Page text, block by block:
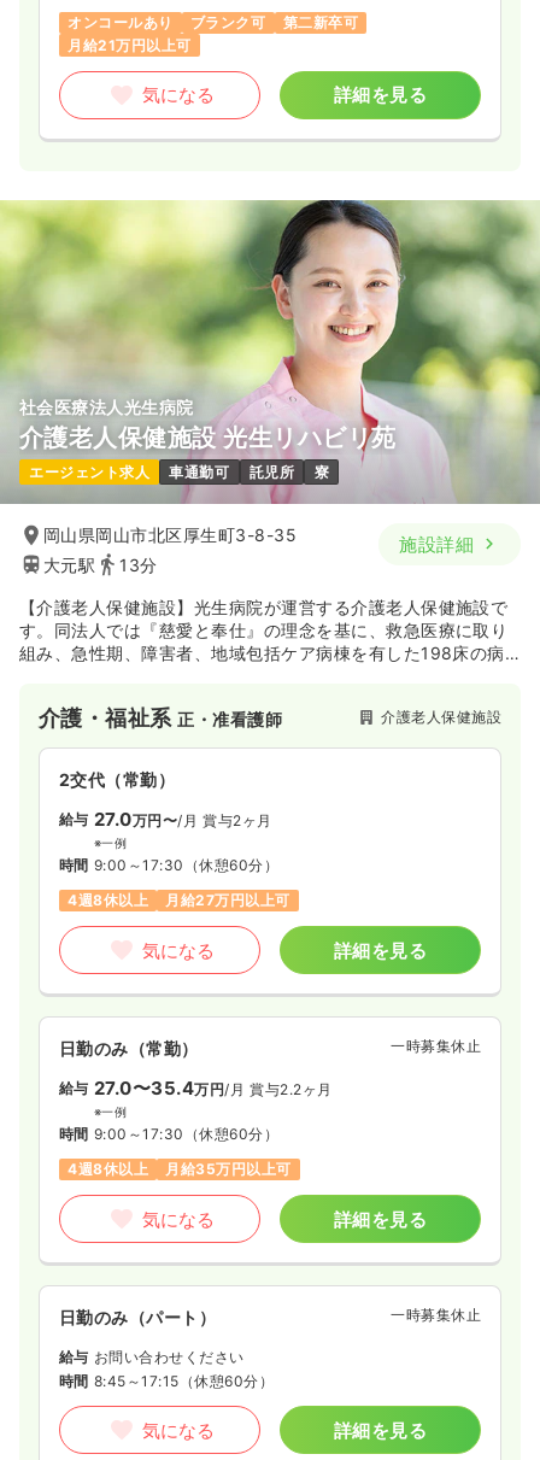
オンコールあり
ブランク可
第二新卒可
月給21万円以上可
気になる 詳細を見る
社会医療法人光生病院
介護老人保健施設 光生リハビリ苑
エージェント求人 車通勤可 託児所 寮
岡山県岡山市北区厚生町3-8-35
大元駅
13分
施設詳細
【介護老人保健施設】光生病院が運営する介護老人保健施設で
す。同法人では『慈愛と奉仕』の理念を基に、救急医療に取り
組み、急性期、障害者、地域包括ケア病棟を有した198床の病
併設しています。救急・医療・福祉の機能を備えたライフサポ
ートシステムとして、地域の皆様に愛される病院を目指してい
介護・福祉系正・准看護師 介護老人保健施設
2交代（常勤）
給与 27.0万円〜/月 賞与2ヶ月
※一例
時間 9:00～17:30 （休憩60分）
4週8休以上
月給27万円以上可
気になる 詳細を見る
日勤のみ（常勤） 一時募集休止
給与 27.0〜35.4万円/月 賞与2.2ヶ月
※一例
時間 9:00～17:30 （休憩60分）
4週8休以上
月給35万円以上可
気になる 詳細を見る
日勤のみ（パート） 一時募集休止
給与 お問い合わせください
時間 8:45～17:15 （休憩60分）
気になる 詳細を見る